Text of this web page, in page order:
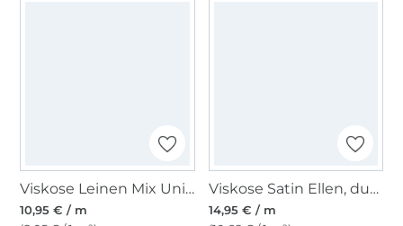
Viskose Leinen Mix Uni, graublau
10,95 € / m
Viskose Satin Ellen, dunkelbraun
14,95 € / m